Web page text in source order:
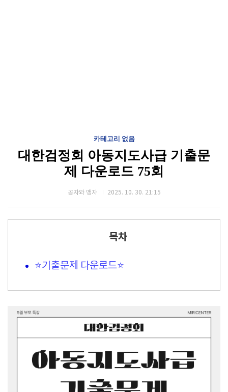
카테고리 없음
대한검정회 아동지도사급 기출문
제 다운로드 75회
공자와 맹자 2025. 10. 30. 21:15
목차
⭐기출문제 다운로드⭐